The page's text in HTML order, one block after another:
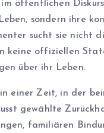
im öffentlichen
sondern ihre
sucht sie nicht
keine offiziellen
über ihr Leben.
einer Zeit, in der
gewählte
familiären